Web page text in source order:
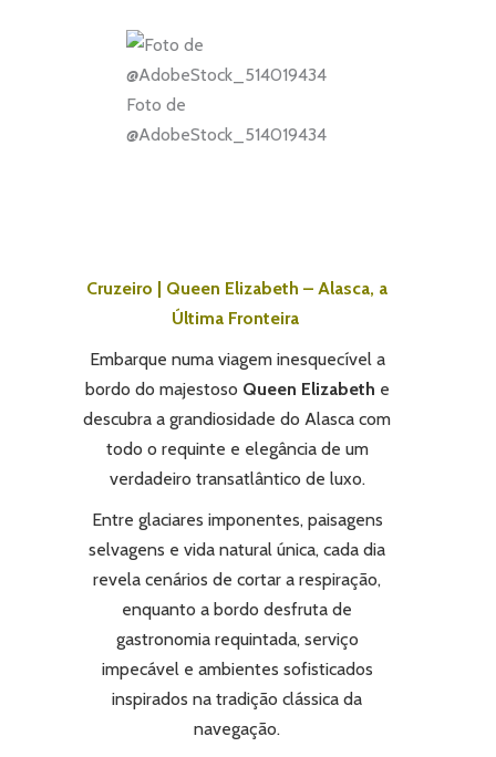
Foto de
@AdobeStock_514019434
Cruzeiro | Queen Elizabeth – Alasca, a
Última Fronteira
Embarque numa viagem inesquecível a
bordo do majestoso Queen Elizabeth e
descubra a grandiosidade do Alasca com
todo o requinte e elegância de um
verdadeiro transatlântico de luxo.
Entre glaciares imponentes, paisagens
selvagens e vida natural única, cada dia
revela cenários de cortar a respiração,
enquanto a bordo desfruta de
gastronomia requintada, serviço
impecável e ambientes sofisticados
inspirados na tradição clássica da
navegação.